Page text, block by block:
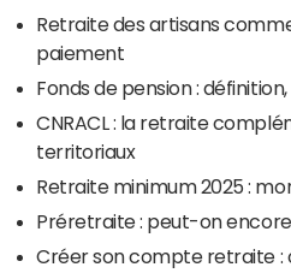
Retraite des artisans
paiement
Fonds de pension :
CNRACL : la retraite
territoriaux
Retraite minimum 2025 :
Préretraite : peut-on
Créer son compte retraite